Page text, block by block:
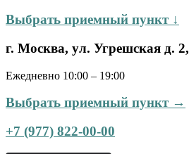
Выбрать приемный пункт ↓
г. Москва, ул. Угрешская д.
Ежедневно 10:00 – 19:00
Выбрать приемный пункт →
+7 (977) 822-00-00